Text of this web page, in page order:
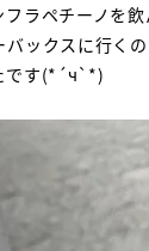
ラペチーノを飲
ックスに行く
です(*´ч`*)